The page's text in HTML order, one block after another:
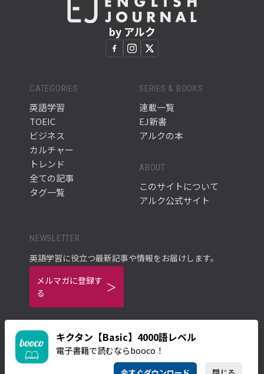
キクタン【Basic】4000語レベル
電子書籍で読むならbooco！
by アルク
CATEGORIES
英語学習
TOEIC
ビジネス
カルチャー
トレンド
全ての記事
タグ一覧
SERIES & BOOKS
連載一覧
EJ新書
アルクの本
ABOUT
このサイトについて
アルク公式サイト
NEWSLETTER
英語学習に役立つ最新記事や情報をお届けします。
メルマガに登録す
る
ご利用規約
プライバシーポリシー